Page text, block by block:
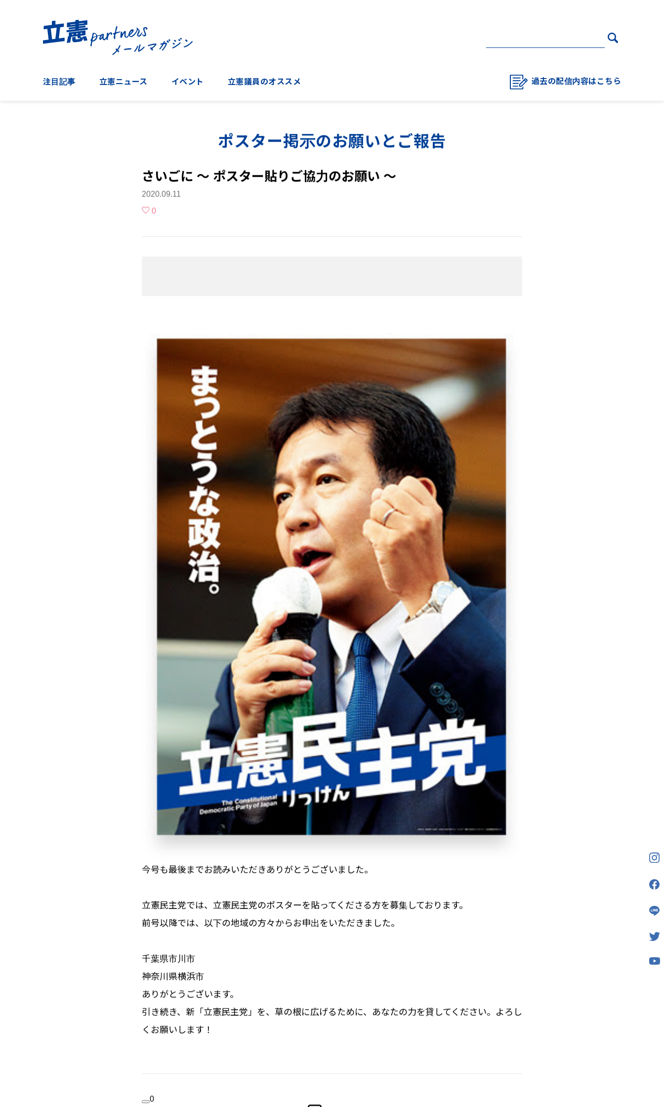
注目記事 立憲ニュース イベント 立憲議員のオススメ 過去の配信内容はこちら
ポスター掲示のお願いとご報告
さいごに ～ ポスター貼りご協力のお願い ～
2020.09.11
0
今号も最後までお読みいただきありがとうございました。
立憲民主党では、 立憲民主党のポスターを貼ってくださる方を募集しております。
前号以降では、以下の地域の方々からお申出をいただきました。
千葉県市川市
神奈川県横浜市
ありがとうございます。
引き続き、新「 立憲民主党」を、草の根に広げるために、 あなたの力を貸してください。よろし
くお願いします！
0